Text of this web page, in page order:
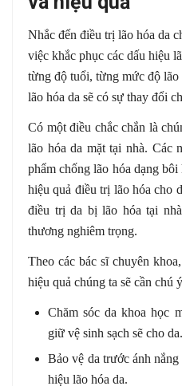
Nhắc đến điều trị lão hóa da
việc khắc phục các dấu hiệu
từng độ tuổi, từng mức độ lão
lão hóa da sẽ có sự thay đổi
Có một điều chắc chắn là
lão hóa da mặt tại nhà. Các
phẩm chống lão hóa dạng
hiệu quả điều trị lão hóa cho
điều trị da bị lão hóa tại
thương nghiêm trọng.
Theo các bác sĩ chuyên
hiệu quả chúng ta sẽ cần chú
Chăm sóc da khoa học
giữ vệ sinh sạch sẽ cho da.
Bảo vệ da trước ánh
hiệu lão hóa da.